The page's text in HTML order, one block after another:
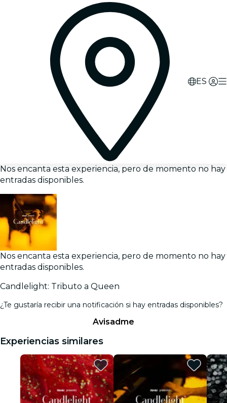
ES
Nos encanta esta experiencia, pero de momento no hay
entradas disponibles.
Nos encanta esta experiencia, pero de momento no hay
entradas disponibles.
Candlelight: Tributo a Queen
¿Te gustaría recibir una notificación si hay entradas disponibles?
Avisadme
Experiencias similares